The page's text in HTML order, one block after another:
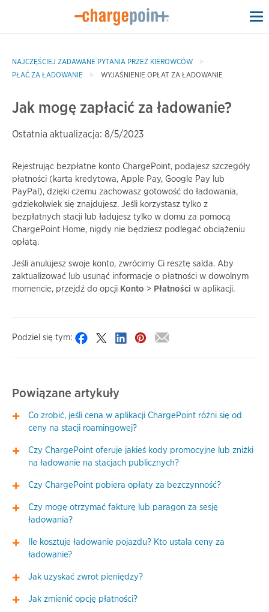
NAJCZĘŚCIEJ ZADAWANE PYTANIA PRZEZ KIEROWCÓW
PŁAĆ ZA ŁADOWANIE
WYJAŚNIENIE OPŁAT ZA ŁADOWANIE
Jak mogę zapłacić za ładowanie?
Ostatnia aktualizacja: 8/5/2023
Rejestrując bezpłatne konto ChargePoint, podajesz szczegóły
płatności (karta kredytowa, Apple Pay, Google Pay lub
PayPal), dzięki czemu zachowasz gotowość do ładowania,
gdziekolwiek się znajdujesz. Jeśli korzystasz tylko z
bezpłatnych stacji lub ładujesz tylko w domu za pomocą
ChargePoint Home, nigdy nie będziesz podlegać obciążeniu
opłatą.
Jeśli anulujesz swoje konto, zwrócimy Ci resztę salda. Aby
zaktualizować lub usunąć informacje o płatności w dowolnym
momencie, przejdź do opcji Konto > Płatności w aplikacji.
Podziel się tym:
Powiązane artykuły
Co zrobić, jeśli cena w aplikacji ChargePoint różni się od
ceny na stacji roamingowej?
Czy ChargePoint oferuje jakieś kody promocyjne lub zniżki
na ładowanie na stacjach publicznych?
Czy ChargePoint pobiera opłaty za bezczynność?
Czy mogę otrzymać fakturę lub paragon za sesję
ładowania?
Ile kosztuje ładowanie pojazdu? Kto ustala ceny za
ładowanie?
Jak uzyskać zwrot pieniędzy?
Jak zmienić opcję płatności?